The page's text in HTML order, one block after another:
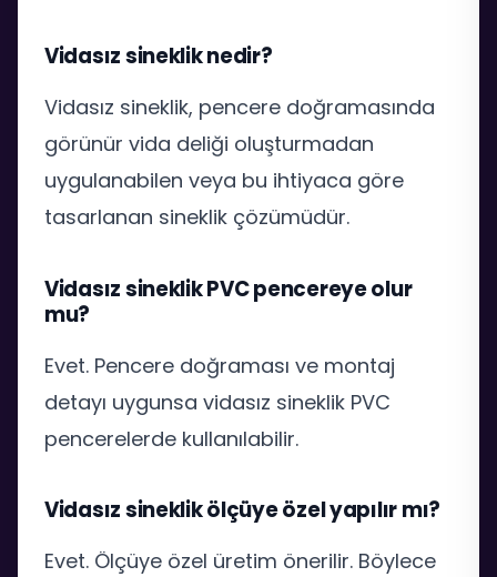
Vidasız sineklik nedir?
Vidasız sineklik, pencere doğramasında
görünür vida deliği oluşturmadan
uygulanabilen veya bu ihtiyaca göre
tasarlanan sineklik çözümüdür.
Vidasız sineklik PVC pencereye olur
mu?
Evet. Pencere doğraması ve montaj
detayı uygunsa vidasız sineklik PVC
pencerelerde kullanılabilir.
Vidasız sineklik ölçüye özel yapılır mı?
Evet. Ölçüye özel üretim önerilir. Böylece